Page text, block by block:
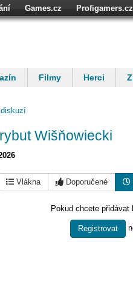
Games.cz Profigamers.cz
Filmy Herci
Wišňowiecki
Vlákna Doporučené
Pokud chcete
Registrovat